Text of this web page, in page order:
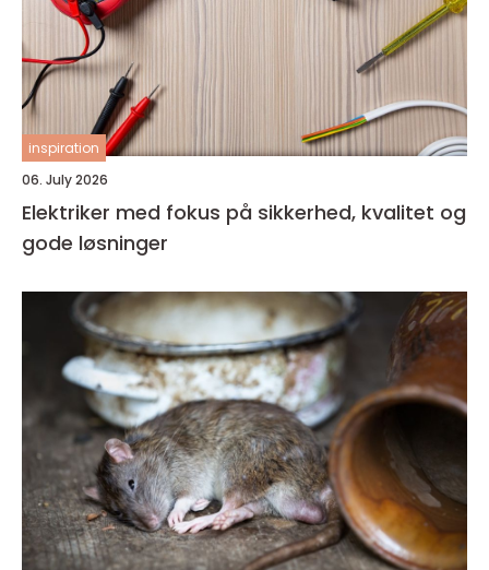
inspiration
06. July 2026
Elektriker med fokus på sikkerhed, kvalitet og
gode løsninger